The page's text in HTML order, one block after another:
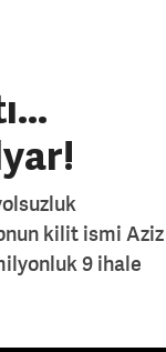
kilit ismi Aziz
9 ihale